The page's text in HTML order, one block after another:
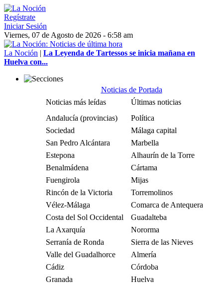
Regístrate
Iniciar Sesión
Viernes, 07 de Agosto de 2026 - 6:58 am
La Noción | La Leyenda de Tartessos se inicia mañana en
Huelva con...
Noticias de Portada
Noticias más leídas
Últimas noticias
Andalucía (provincias)
Política
Sociedad
Málaga capital
San Pedro Alcántara
Marbella
Estepona
Alhaurín de la Torre
Benalmádena
Cártama
Fuengirola
Mijas
Rincón de la Victoria
Torremolinos
Vélez-Málaga
Comarca de Antequera
Costa del Sol Occidental
Guadalteba
La Axarquía
Nororma
Serranía de Ronda
Sierra de las Nieves
Valle del Guadalhorce
Almería
Cádiz
Córdoba
Granada
Huelva